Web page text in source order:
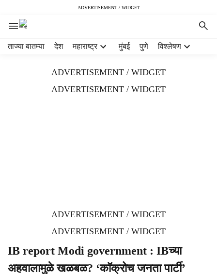
ADVERTISEMENT / WIDGET
ताज्या बातम्या देश महाराष्ट्र मुंबई पुणे विश्लेषण
ADVERTISEMENT / WIDGET
ADVERTISEMENT / WIDGET
ADVERTISEMENT / WIDGET
ADVERTISEMENT / WIDGET
IB report Modi government : IBच्या
अहवालामुळे खळबळ? ‘कॉक्रोच जनता पार्टी’